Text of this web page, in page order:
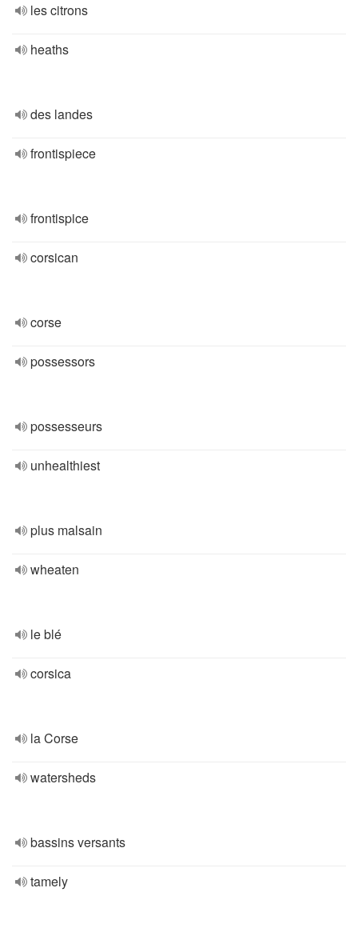
les citrons
heaths
des landes
frontispiece
frontispice
corsican
corse
possessors
possesseurs
unhealthiest
plus malsain
wheaten
le blé
corsica
la Corse
watersheds
bassins versants
tamely